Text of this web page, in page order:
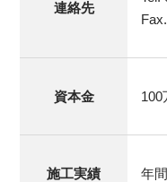
連絡先
資本金 100
施工実績 年